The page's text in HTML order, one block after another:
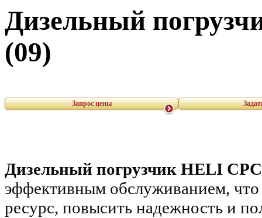
Дизельный
(09)
Запрос цены
Дизельный погрузчик HELI
эффективным обслуживанием, что
ресурс, повысить надежность и